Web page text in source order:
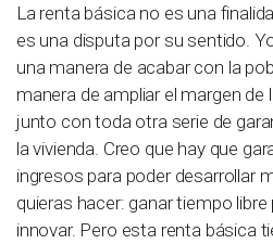
La renta básica no es una
es una disputa por su sentido.
una manera de acabar con la
manera de ampliar el margen de
junto con toda otra serie de
la vivienda. Creo que hay que
ingresos para poder desarrollar
quieras hacer: ganar tiempo libre
innovar. Pero esta renta básica